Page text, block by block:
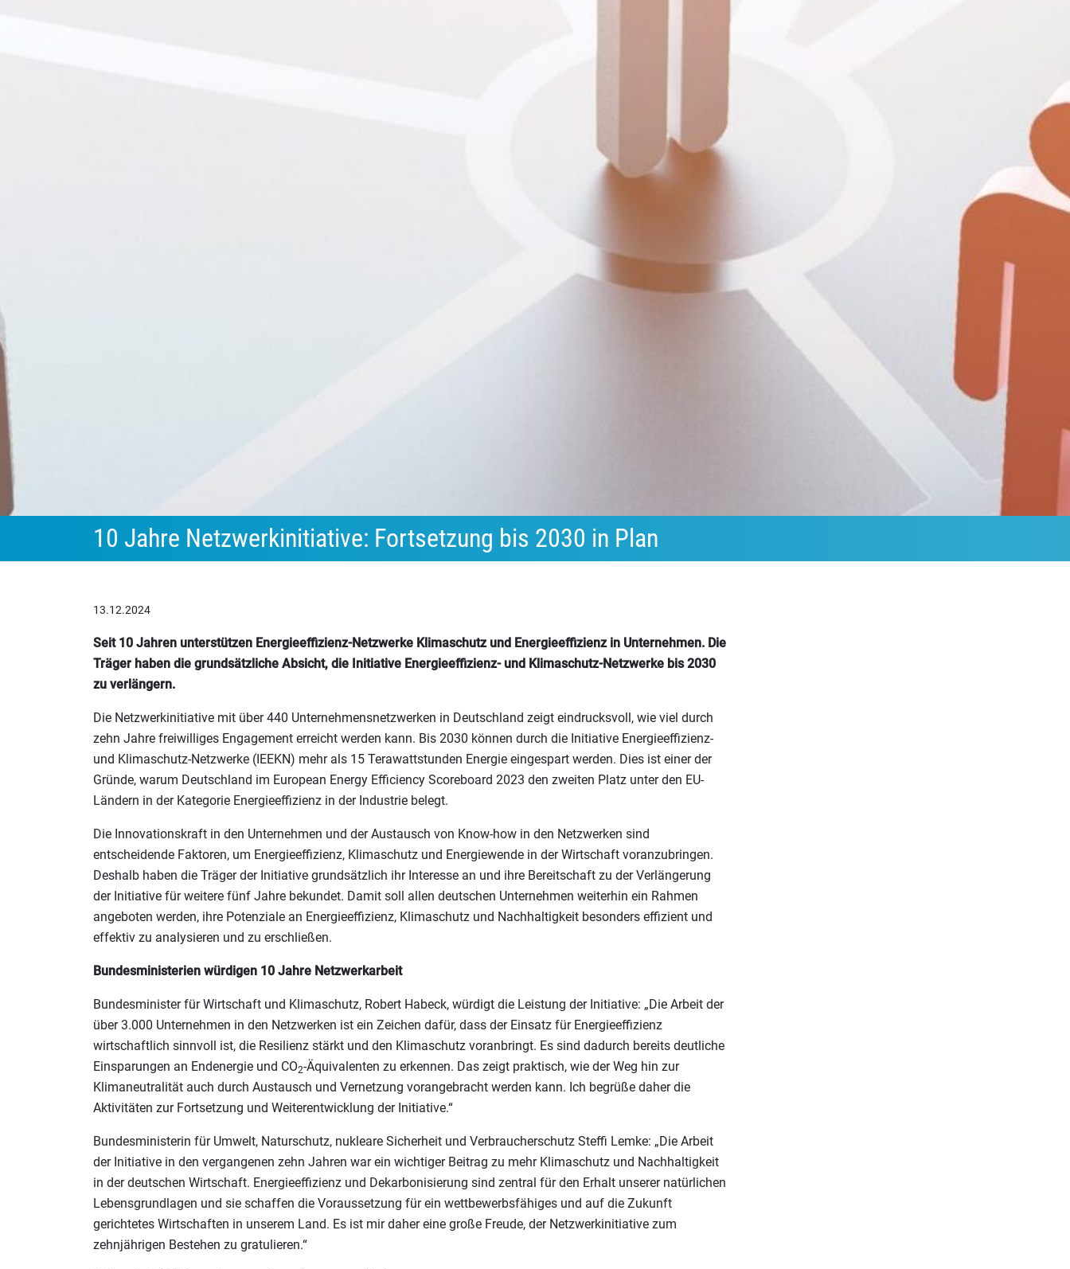
10 Jahre Netzwerkinitiative: Fortsetzung bis 2030 in Plan
13.12.2024
Seit 10 Jahren unterstützen Energieeffizienz-Netzwerke Klimaschutz und Energieeffizienz in Unternehmen. Die
Träger haben die grundsätzliche Absicht, die Initiative Energieeffizienz- und Klimaschutz-Netzwerke bis 2030
zu verlängern.
Die Netzwerkinitiative mit über 440 Unternehmensnetzwerken in Deutschland zeigt eindrucksvoll, wie viel durch
zehn Jahre freiwilliges Engagement erreicht werden kann. Bis 2030 können durch die Initiative Energieeffizienz-
und Klimaschutz-Netzwerke (IEEKN) mehr als 15 Terawattstunden Energie eingespart werden. Dies ist einer der
Gründe, warum Deutschland im European Energy Efficiency Scoreboard 2023 den zweiten Platz unter den EU-
Ländern in der Kategorie Energieeffizienz in der Industrie belegt.
Die Innovationskraft in den Unternehmen und der Austausch von Know-how in den Netzwerken sind
entscheidende Faktoren, um Energieeffizienz, Klimaschutz und Energiewende in der Wirtschaft voranzubringen.
Deshalb haben die Träger der Initiative grundsätzlich ihr Interesse an und ihre Bereitschaft zu der Verlängerung
der Initiative für weitere fünf Jahre bekundet. Damit soll allen deutschen Unternehmen weiterhin ein Rahmen
angeboten werden, ihre Potenziale an Energieeffizienz, Klimaschutz und Nachhaltigkeit besonders effizient und
effektiv zu analysieren und zu erschließen.
Bundesministerien würdigen 10 Jahre Netzwerkarbeit
Bundesminister für Wirtschaft und Klimaschutz, Robert Habeck, würdigt die Leistung der Initiative: „Die Arbeit der
über 3.000 Unternehmen in den Netzwerken ist ein Zeichen dafür, dass der Einsatz für Energieeffizienz
wirtschaftlich sinnvoll ist, die Resilienz stärkt und den Klimaschutz voranbringt. Es sind dadurch bereits deutliche
Einsparungen an Endenergie und CO2-Äquivalenten zu erkennen. Das zeigt praktisch, wie der Weg hin zur
Klimaneutralität auch durch Austausch und Vernetzung vorangebracht werden kann. Ich begrüße daher die
Aktivitäten zur Fortsetzung und Weiterentwicklung der Initiative.“
Bundesministerin für Umwelt, Naturschutz, nukleare Sicherheit und Verbraucherschutz Steffi Lemke: „Die Arbeit
der Initiative in den vergangenen zehn Jahren war ein wichtiger Beitrag zu mehr Klimaschutz und Nachhaltigkeit
in der deutschen Wirtschaft. Energieeffizienz und Dekarbonisierung sind zentral für den Erhalt unserer natürlichen
Lebensgrundlagen und sie schaffen die Voraussetzung für ein wettbewerbsfähiges und auf die Zukunft
gerichtetes Wirtschaften in unserem Land. Es ist mir daher eine große Freude, der Netzwerkinitiative zum
zehnjährigen Bestehen zu gratulieren.“